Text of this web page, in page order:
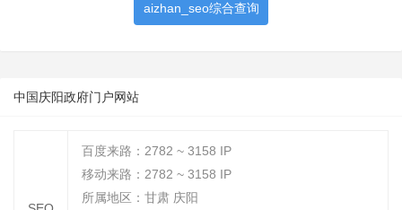
aizhan_seo综合查询
中国庆阳政府门户网站
百度来路： 2782 ~ 3158 IP
移动来路： 2782 ~ 3158 IP
所属地区：甘肃 庆阳